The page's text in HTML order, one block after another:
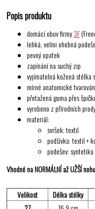
Popis produktu
domácí obuv firmy3F
lehká, velmi ohebná
pevný opatek
zapínání na suchý zip
vyjímatelná kožená stélka
mírné anatomické
přetažená guma přes
vyrobeno z přírodních
materiál:
svršek: textil
podšívka: textil +
podešev: syntetika
Vhodné na NORMÁLNÍ až UŽŠÍ
Velikost Délka stélky